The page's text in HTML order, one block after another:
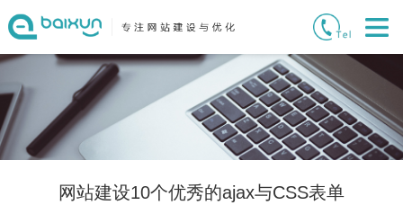
网站建设10个优秀的ajax与CSS表单